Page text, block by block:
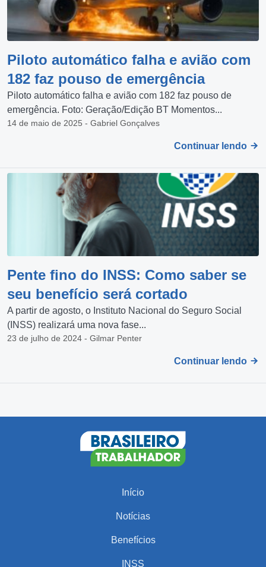
Piloto automático falha e avião com
182 faz pouso de emergência
Piloto automático falha e avião com 182 faz pouso de
emergência. Foto: Geração/Edição BT Momentos...
14 de maio de 2025 - Gabriel Gonçalves
Continuar lendo
Pente fino do INSS: Como saber se
seu benefício será cortado
A partir de agosto, o Instituto Nacional do Seguro Social
(INSS) realizará uma nova fase...
23 de julho de 2024 - Gilmar Penter
Continuar lendo
Início
Notícias
Benefícios
INSS